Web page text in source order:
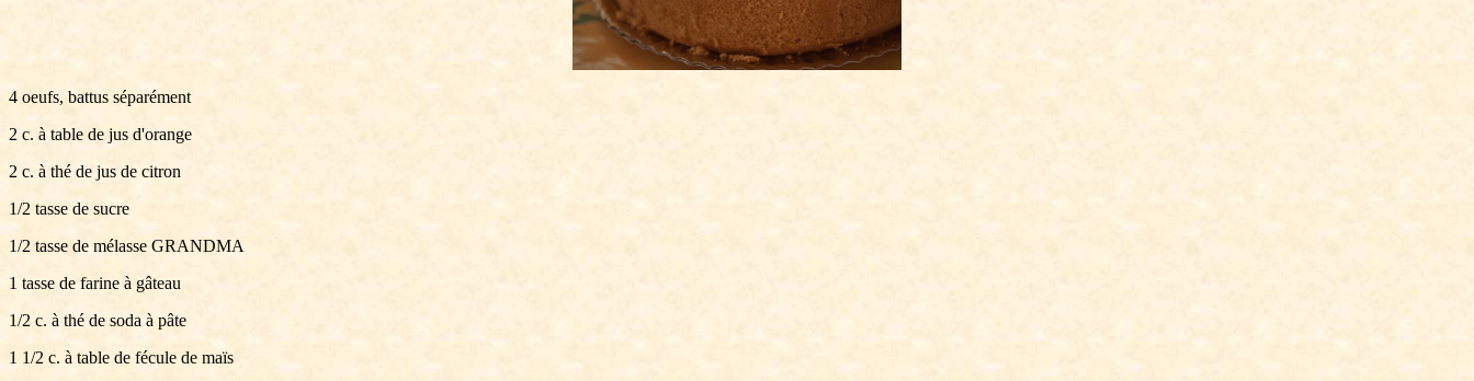
4 oeufs, battus séparément
2 c. à table de jus d'orange
2 c. à thé de jus de citron
1/2 tasse de sucre
1/2 tasse de mélasse GRANDMA
1 tasse de farine à gâteau
1/2 c. à thé de soda à pâte
1 1/2 c. à table de fécule de maïs